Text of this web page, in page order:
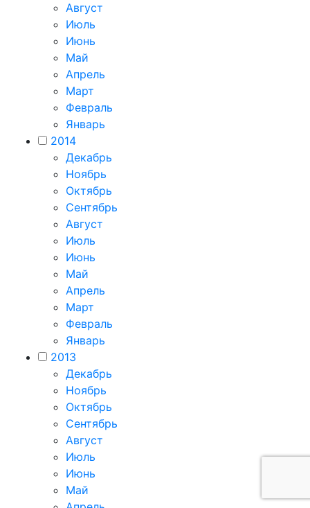
Август
Июль
Июнь
Май
Апрель
Март
Февраль
Январь
2014
Декабрь
Ноябрь
Октябрь
Сентябрь
Август
Июль
Июнь
Май
Апрель
Март
Февраль
Январь
2013
Декабрь
Ноябрь
Октябрь
Сентябрь
Август
Июль
Июнь
Май